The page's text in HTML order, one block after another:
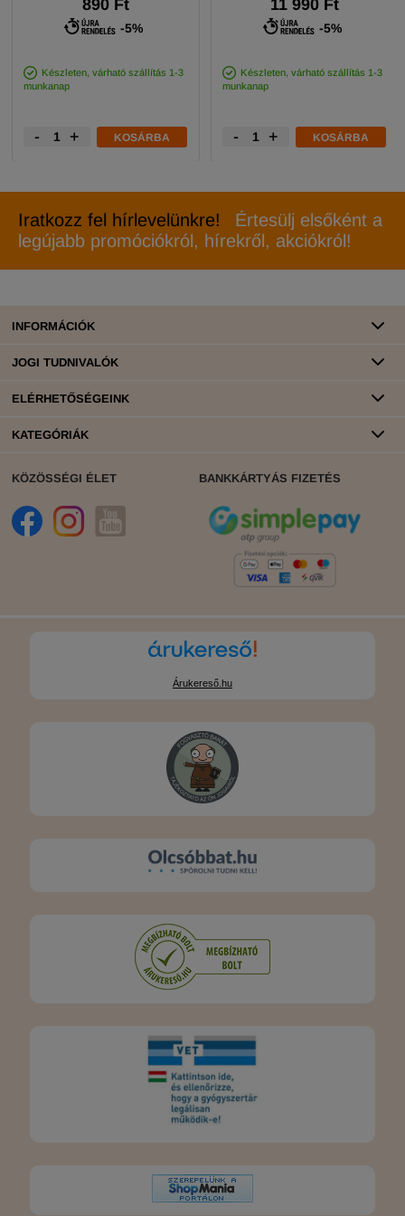
890 Ft
-5%
Készleten, várható szállítás 1-3
munkanap
- + KOSÁRBA
11 990 Ft
-5%
Készleten, várható szállítás 1-3
munkanap
- + KOSÁRBA
Iratkozz fel hírlevelünkre!
Értesülj elsőként a
legújabb promóciókról, hírekről, akciókról!
INFORMÁCIÓK
JOGI TUDNIVALÓK
ELÉRHETŐSÉGEINK
KATEGÓRIÁK
KÖZÖSSÉGI ÉLET BANKKÁRTYÁS FIZETÉS
Árukereső.hu